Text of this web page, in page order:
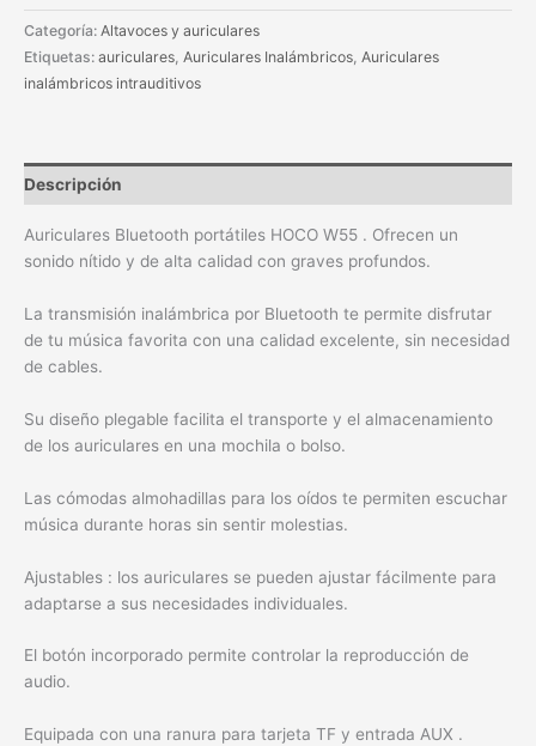
Categoría: Altavoces y auriculares
Etiquetas: auriculares, Auriculares Inalámbricos, Auriculares
inalámbricos intrauditivos
Descripción
Auriculares Bluetooth portátiles HOCO W55 . Ofrecen un
sonido nítido y de alta calidad con graves profundos.
La transmisión inalámbrica por Bluetooth te permite disfrutar
de tu música favorita con una calidad excelente, sin necesidad
de cables.
Su diseño plegable facilita el transporte y el almacenamiento
de los auriculares en una mochila o bolso.
Las cómodas almohadillas para los oídos te permiten escuchar
música durante horas sin sentir molestias.
Ajustables : los auriculares se pueden ajustar fácilmente para
adaptarse a sus necesidades individuales.
El botón incorporado permite controlar la reproducción de
audio.
Equipada con una ranura para tarjeta TF y entrada AUX .